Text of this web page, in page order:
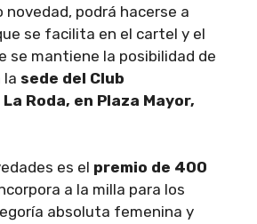
novedad, podrá hacerse a
se facilita en el cartel y el
se mantiene la posibilidad de
la sede del Club
Roda, en Plaza Mayor,
es el premio de 400
a la milla para los
absoluta femenina y